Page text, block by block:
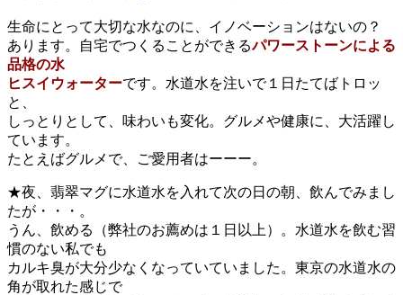
生命にとって大切な水なのに、イノベーションはないの？
あります。自宅でつくることができるパワーストーンによる
品格の水
ヒスイウォーターです。水道水を注いで１日たてばトロッ
と、
しっとりとして、味わいも変化。グルメや健康に、大活躍し
ています。
たとえばグルメで、ご愛用者はーーー。
★夜、翡翠マグに水道水を入れて次の日の朝、飲んでみまし
たが・・・。
うん、飲める（弊社のお薦めは１日以上）。水道水を飲む習
慣のない私でも
カルキ臭が大分少なくなっていていました。東京の水道水の
角が取れた感じで